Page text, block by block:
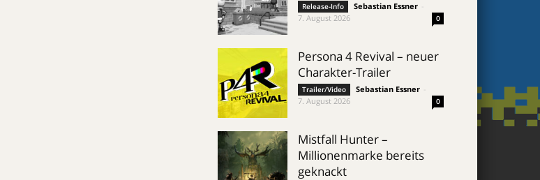
Release-Info Sebastian Essner
7. August 2026
0
Persona 4 Revival – neuer
Charakter-Trailer
Trailer/Video Sebastian Essner
7. August 2026
0
Mistfall Hunter –
Millionenmarke bereits
geknackt